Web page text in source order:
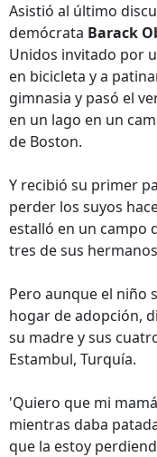
Asistió al último
demócrata Barack
Unidos invitado por
en bicicleta y a
gimnasia y pasó el
en un lago en un
de Boston.
Y recibió su primer
perder los suyos
estalló en un campo
tres de sus
Pero aunque el niño
hogar de adopción,
su madre y sus
Estambul, Turquía.
'Quiero que mi
mientras daba
que la estoy